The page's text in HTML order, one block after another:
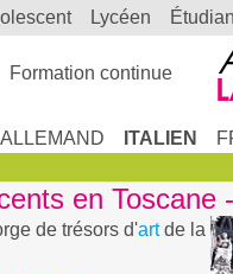
lycéen
Formation continue
ALLEMAND ITALIEN
en Toscane
de trésors d'artde la